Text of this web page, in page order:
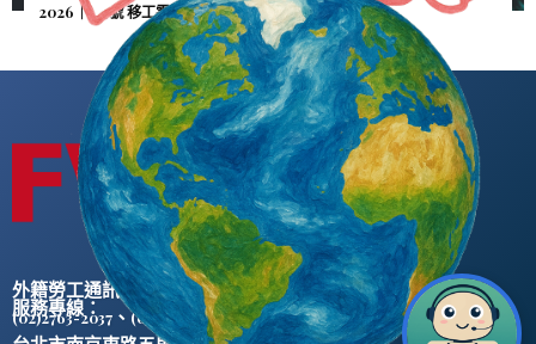
2026｜5月號 移工零付費—雇主憂逃逸「人財兩失」
外籍勞工通訊社版權所有 ©
服務專線：
(02)2763-2037 、(02)2765-0906